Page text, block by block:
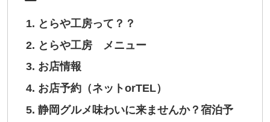
とらや工房って？？
とらや工房 メニュー
お店情報
お店予約（ネットorTEL）
静岡グルメ味わいに来ませんか？宿泊予